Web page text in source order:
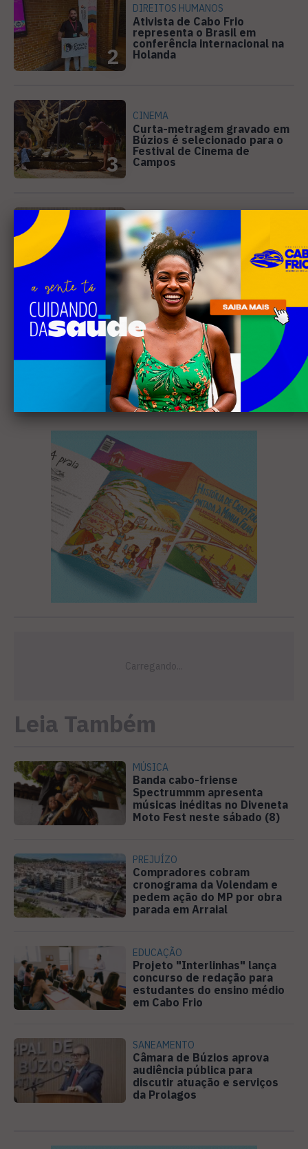
2
DIREITOS HUMANOS
Ativista de Cabo Frio
representa o Brasil em
conferência internacional na
Holanda
3
CINEMA
Curta-metragem gravado em
Búzios é selecionado para o
Festival de Cinema de
Campos
4
SANEAMENTO
Câmara de Búzios aprova
audiência pública para
discutir atuação e serviços
da Prolagos
Receba nossa
newsletter
Leia Também
MÚSICA
Banda cabo-friense
Spectrummm apresenta
músicas inéditas no Diveneta
Moto Fest neste sábado (8)
PREJUÍZO
Compradores cobram
cronograma da Volendam e
pedem ação do MP por obra
parada em Arraial
EDUCAÇÃO
Projeto "Interlinhas" lança
concurso de redação para
estudantes do ensino médio
em Cabo Frio
SANEAMENTO
Câmara de Búzios aprova
audiência pública para
discutir atuação e serviços
da Prolagos